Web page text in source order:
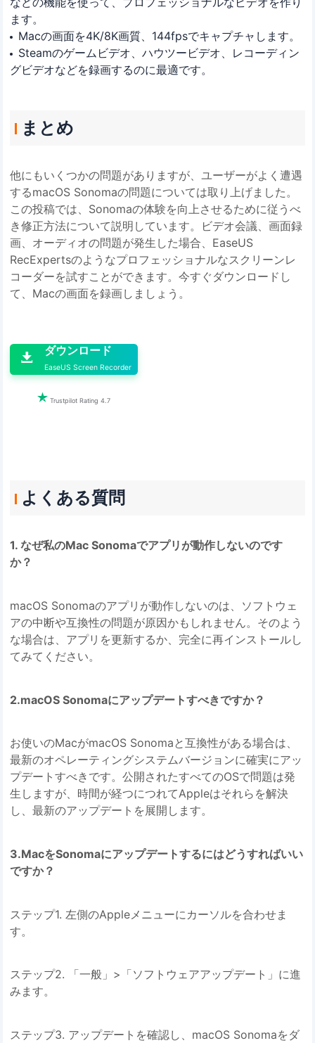
ます。
Macの画面を4K/8K画質、144fpsでキャプチャします。
Steamのゲームビデオ、ハウツービデオ、レコーディン
グビデオなどを録画するのに最適です。
まとめ
他にもいくつかの問題がありますが、ユーザーがよく遭遇
するmacOS Sonomaの問題については取り上げました。
この投稿では、Sonomaの体験を向上させるために従うべ
き修正方法について説明しています。ビデオ会議、画面録
画、オーディオの問題が発生した場合、EaseUS
RecExpertsのようなプロフェッショナルなスクリーンレ
コーダーを試すことができます。今すぐダウンロードし
て、Macの画面を録画しましょう。
 ダウンロード
EaseUS Screen Recorder
 Trustpilot Rating 4.7
よくある質問
1. なぜ私のMac Sonomaでアプリが動作しないのです
か？
macOS Sonomaのアプリが動作しないのは、ソフトウェ
アの中断や互換性の問題が原因かもしれません。そのよう
な場合は、アプリを更新するか、完全に再インストールし
てみてください。
2.macOS Sonomaにアップデートすべきですか？
お使いのMacがmacOS Sonomaと互換性がある場合は、
最新のオペレーティングシステムバージョンに確実にアッ
プデートすべきです。公開されたすべてのOSで問題は発
生しますが、時間が経つにつれてAppleはそれらを解決
し、最新のアップデートを展開します。
3.MacをSonomaにアップデートするにはどうすればいい
ですか？
ステップ1. 左側のAppleメニューにカーソルを合わせま
す。
ステップ2. 「一般」>「ソフトウェアアップデート」に進
みます。
ステップ3. アップデートを確認し、macOS Sonomaをダ